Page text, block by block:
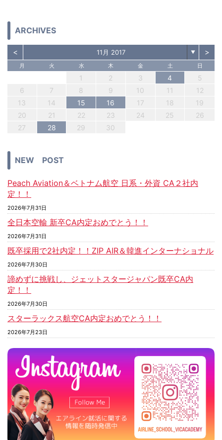
ARCHIVES
< 11月 2017 ▼ >
月 火 水 木 金 土 日
1 2 3 4
5
6
7 8 9 10 11
12
13
14 15 16 17 18
19
20
21 22 23 24 25
26
27
28 29 30
NEW POST
Peach Aviation＆ベトナム航空 日系・外資 CA２社内
定！！
2026年7月31日
全日本空輸 新卒CA内定おめでとう！！
2026年7月31日
既卒採用で2社内定！！ZIP AIR＆韓進インターナショナル
2026年7月30日
諦めずに挑戦し、ジェットスタージャパン既卒CA内
定！！
2026年7月30日
スターラックス航空CA内定おめでとう！！
2026年7月23日